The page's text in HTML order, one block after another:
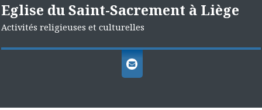
Eglise du Saint-Sacrement à Liège
Activités religieuses et culturelles